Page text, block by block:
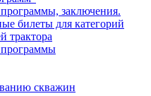
заключения.
билеты для категорий
трактора
скважин